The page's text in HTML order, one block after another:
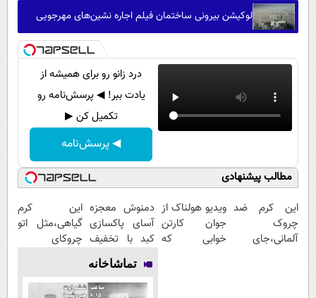
حوادث
سلامت
بین الملل
حیات وحش
دانلود
لوکیشن بیرونی ساختمان فیلم اجاره نشین‌های مهرجویی
درد زانو رو برای همیشه از
یادت ببر! ◀ پرسش‌نامه رو
تکمیل کن ▶
◀ پرسش‌نامه
مطالب پیشنهادی
این کرم ضد
چروک
آلمانی،جای
ویدیو هولناک از
جوان کارتن
خوابی که
دمنوش معجزه
آسای پاکسازی
کبد با تخفیف
این کرم
گیاهی،مثل اتو
چروکای
تماشاخانه